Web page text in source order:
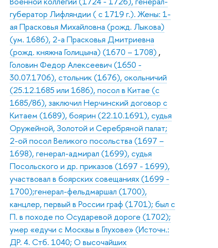
губератор Лифляндии ( с 1719 г.). Жены: 1-
ая Прасковья Михайловна (рожд. Лыкова)
(ум. 1686), 2-а Прасковья Дмитриевна
(рожд. княжна Голицына) (1670 – 1708) ,
Головин Федор Алексеевич (1650 -
30.07.1706), стольник (1676), окольничий
(25.12.1685 или 1686), посол в Китае (с
1685/86), заключил Нерчинский договор с
Китаем (1689), боярин (22.10.1691), судья
Оружейной, Золотой и Серебряной палат;
2-ой посол Великого посольства (1697 –
1698), генерал-адмирал (1699), судья
Посольского и др. приказов (1697 - 1699),
участвовал в боярских совещаниях (1699 -
1700);генерал-фельдмаршал (1700),
канцлер, первый в России граф (1701); был с
П. в походе по Осударевой дороге (1702);
умер «едучи с Москвы в Глухове» (Источн.:
ДР. 4. Стб. 1040; О высочайших